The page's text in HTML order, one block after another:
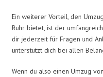
Ein weiterer Vorteil, den
Ruhr bietet, ist der
dir jederzeit für Fragen und
unterstützt dich bei allen
Wenn du also einen Umzug